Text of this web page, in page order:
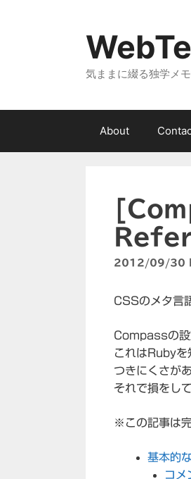
ス
ッ
気ままに綴る独学メ
About
2012/09/30
CSSのメタ言
Compassの設
これはRubyを
つきにくさが
それで損をし
※この記事は
基本的
コメ